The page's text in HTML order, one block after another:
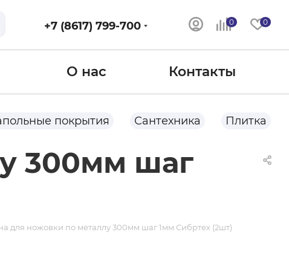
0 0
+7 (8617) 799-700
О нас Контакты
покрытия Сантехника Плитка
300мм шаг
для ножовки по металлу 300мм шаг 1мм Сибртех (2шт)